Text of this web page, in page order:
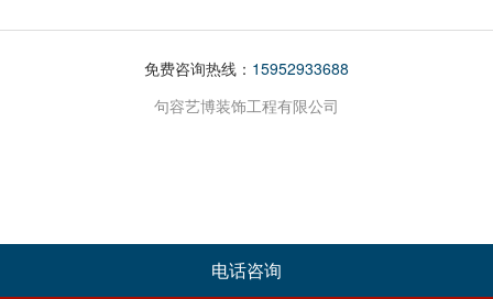
免费咨询热线： 15952933688
句容艺博装饰工程有限公司
电话咨询